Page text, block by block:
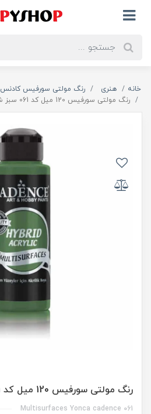
خانه هنری
رنگ مولتی سورفیس کادنس
رنگ مولتی سورفیس 120 میل کد 061 سبز شبدری
رنگ مولتی سورفیس 120 میل کد 061 سبز شبدری
Multisurfaces Yonca cadence 061